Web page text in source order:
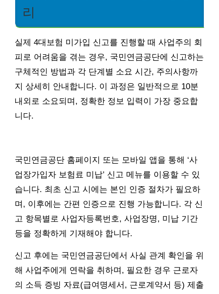
리
실제 4대보험 미가입 신고를 진행할 때 사업주의 회
피로 어려움을 겪는 경우, 국민연금공단에 신고하는
구체적인 방법과 각 단계별 소요 시간, 주의사항까
지 상세히 안내합니다. 이 과정은 일반적으로 10분
내외로 소요되며, 정확한 정보 입력이 가장 중요합
니다.
국민연금공단 홈페이지 또는 모바일 앱을 통해 ‘사
업장가입자 보험료 미납’ 신고 메뉴를 이용할 수 있
습니다. 최초 신고 시에는 본인 인증 절차가 필요하
며, 이후에는 간편 인증으로 진행 가능합니다. 각 신
고 항목별로 사업자등록번호, 사업장명, 미납 기간
등을 정확하게 기재해야 합니다.
신고 후에는 국민연금공단에서 사실 관계 확인을 위
해 사업주에게 연락을 취하며, 필요한 경우 근로자
의 소득 증빙 자료(급여명세서, 근로계약서 등) 제출